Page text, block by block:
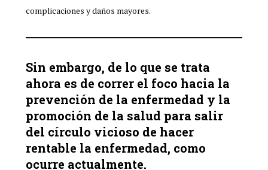
complicaciones y daños mayores.
Sin embargo, de lo que se trata
ahora es de correr el foco hacia la
prevención de la enfermedad y la
promoción de la salud para salir
del círculo vicioso de hacer
rentable la enfermedad, como
ocurre actualmente.